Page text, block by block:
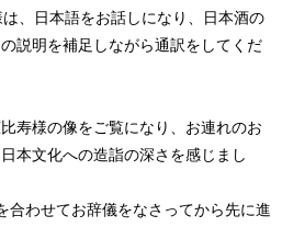
、日本語をお話しになり、日本酒の
説明を補足しながら通訳をしてくだ
寿様の像をご覧になり、お連れのお
本文化への造詣の深さを感じまし
合わせてお辞儀をなさってから先に進